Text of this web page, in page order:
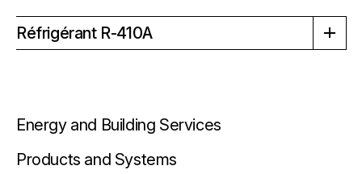
Réfrigérant R-410A
Catalogue
Installation, Exploitation, Maintenance
Energy and Building Services
Products and Systems